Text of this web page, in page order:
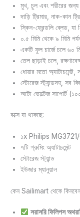
মুখ, চুল এবং শরীরের জন্য
দাড়ি ট্রিমার, নাক-কান
স্কিন-ফ্রেন্ডলি ব্লেড, যা
০.৫ মিমি থেকে ৯ মিমি
একটি ফুল চার্জে চলে ৬০
তেল ছাড়াই চলে,
ধোয়ার মতো অ্যাটাচমেন্ট,
স্টোরেজ স্ট্যান্ডসহ, সব
অটো ভোল্টেজ সাপোর্ট
বক্সে যা থাকছে:
১x Philips
৭টি গ্রুমিং অ্যাটাচমেন্ট
স্টোরেজ স্ট্যান্ড
ইউজার ম্যানুয়াল
কেন Sailimart থেকে
সরাসরি ফিলিপস
৳
.
.